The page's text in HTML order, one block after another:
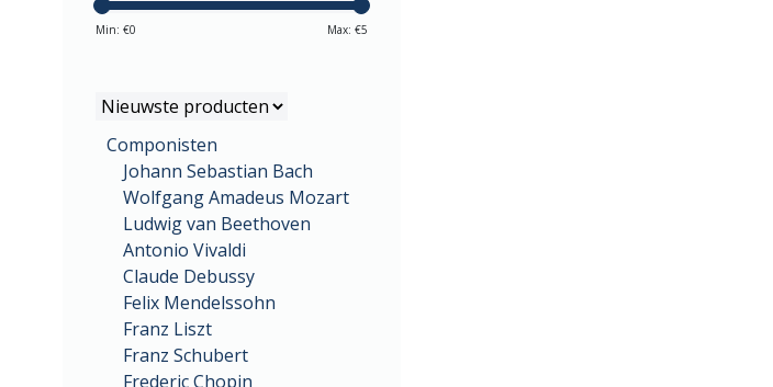
Min: €0 Max: €5
Componisten
Johann Sebastian Bach
Wolfgang Amadeus Mozart
Ludwig van Beethoven
Antonio Vivaldi
Claude Debussy
Felix Mendelssohn
Franz Liszt
Franz Schubert
Frederic Chopin